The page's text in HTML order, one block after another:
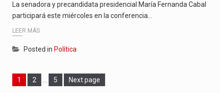
La senadora y precandidata presidencial María Fernanda Cabal
participará este miércoles en la conferencia…
LEER MÁS
Posted in Política
Page
1 Page
2 Page
5 Next page